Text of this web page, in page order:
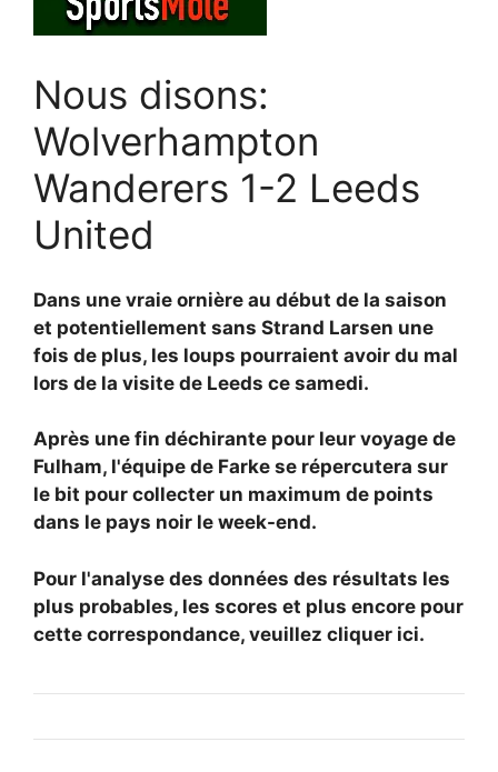
Nous disons:
Wolverhampton
Wanderers 1-2 Leeds
United
Dans une vraie ornière au début de la saison
et potentiellement sans Strand Larsen une
fois de plus, les loups pourraient avoir du mal
lors de la visite de Leeds ce samedi.
Après une fin déchirante pour leur voyage de
Fulham, l'équipe de Farke se répercutera sur
le bit pour collecter un maximum de points
dans le pays noir le week-end.
Pour l'analyse des données des résultats les
plus probables, les scores et plus encore pour
cette correspondance, veuillez cliquer ici.